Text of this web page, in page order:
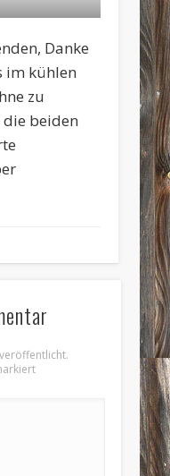
Danke
im kühlen
zu
beiden